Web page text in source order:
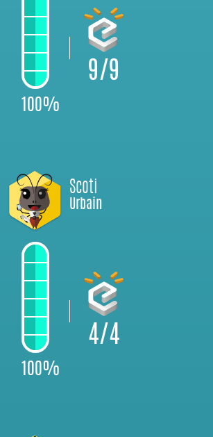
100%
9/9
Scoti
Urbain
100%
4/4